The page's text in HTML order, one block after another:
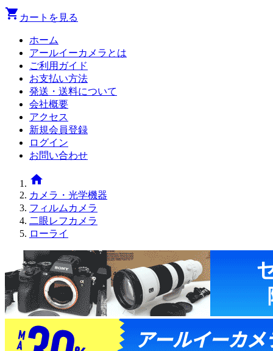
shopping_cart カートを見る
ホーム
アールイーカメラとは
ご利用ガイド
お支払い方法
発送・送料について
会社概要
アクセス
新規会員登録
ログイン
お問い合わせ
home
カメラ・光学機器
フィルムカメラ
二眼レフカメラ
ローライ